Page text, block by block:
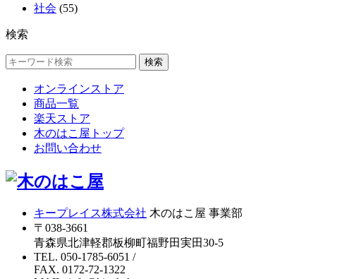
社会 (55)
検索
検索
オンラインストア
商品一覧
楽天ストア
木のはこ屋トップ
お問い合わせ
キープレイス株式会社 木のはこ屋 事業部
〒038-3661
青森県北津軽郡板柳町福野田実田30-5
TEL. 050-1785-6051 /
FAX. 0172-72-1322